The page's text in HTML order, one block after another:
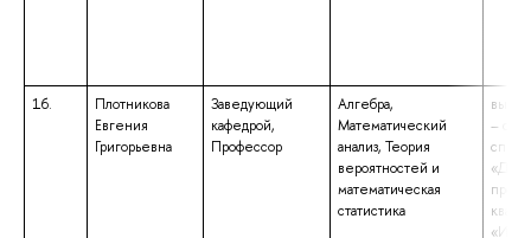
16.
Плотникова
Евгения
Григорьевна
Заведующий
кафедрой,
Профессор
Алгебра,
Математический
анализ, Теория
вероятностей и
математическая
статистика
–